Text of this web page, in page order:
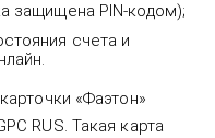
защищена PIN-кодом);
счета и
«Фаэтон»
RUS. Такая карта